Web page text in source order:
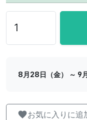
8月28日（金） ～ 9
お気に入りに追